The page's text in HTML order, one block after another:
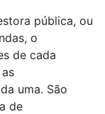
pública, ou
o
de cada
uma. São
de